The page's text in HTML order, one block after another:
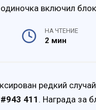
НА ЧТЕНИЕ
2 мин
редкий
#943 411 . Награда за